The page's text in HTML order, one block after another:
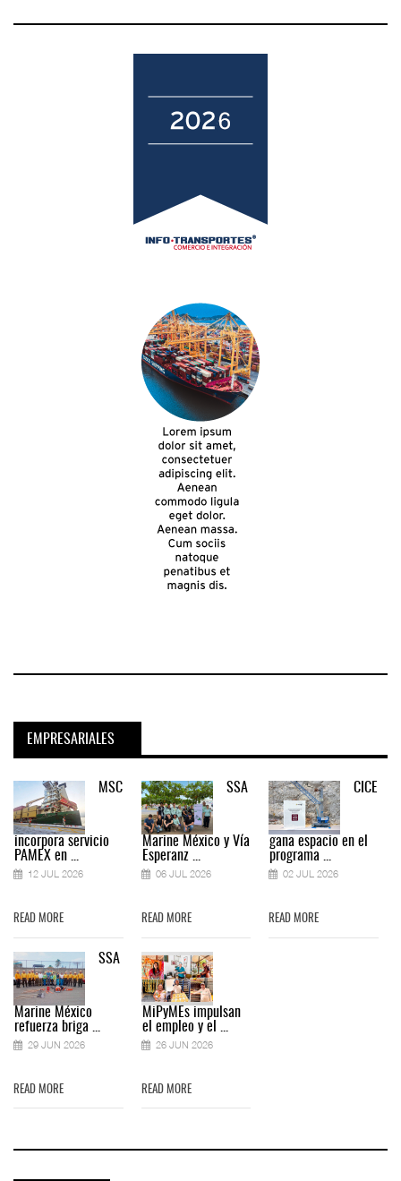
EMPRESARIALES
MSC
incorpora servicio
PAMEX en ...
12 JUL 2026
READ MORE
SSA
Marine México
refuerza briga ...
29 JUN 2026
READ MORE
SSA
Marine México y Vía
Esperanz ...
06 JUL 2026
READ MORE
MiPyMEs impulsan
el empleo y el ...
26 JUN 2026
READ MORE
CICE
gana espacio en el
programa ...
02 JUL 2026
READ MORE